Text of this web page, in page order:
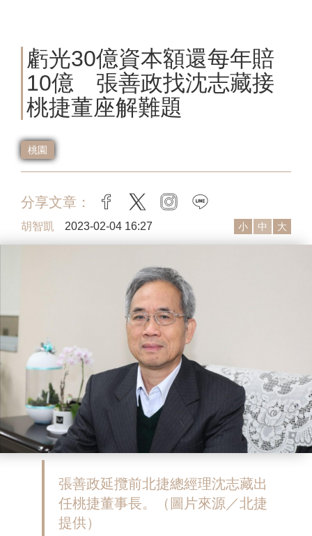
虧光30億資本額還每年賠
10億 張善政找沈志藏接
桃捷董座解難題
桃園
分享文章： facebook
twitter instagram
胡智凱 2023-02-04 16:27 小 中 大
張善政延攬前北捷總經理沈志藏出
任桃捷董事長。（圖片來源／北捷
提供）